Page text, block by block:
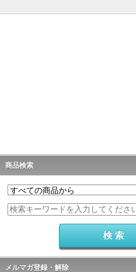
商品検索
メルマガ登録・解除